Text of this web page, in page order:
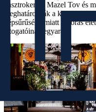
gasztrokert, a Mazel Tov és
meghatározzák a kerület
népsűrűsége miatt 24 órás
látogatóinak egyaránt.